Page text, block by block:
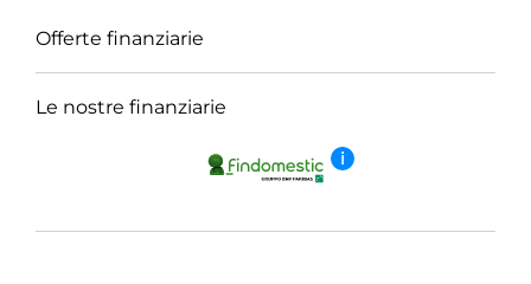
Offerte finanziarie
Le nostre finanziarie
i